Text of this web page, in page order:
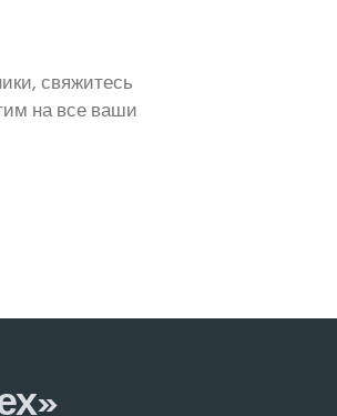
свяжитесь
на все ваши